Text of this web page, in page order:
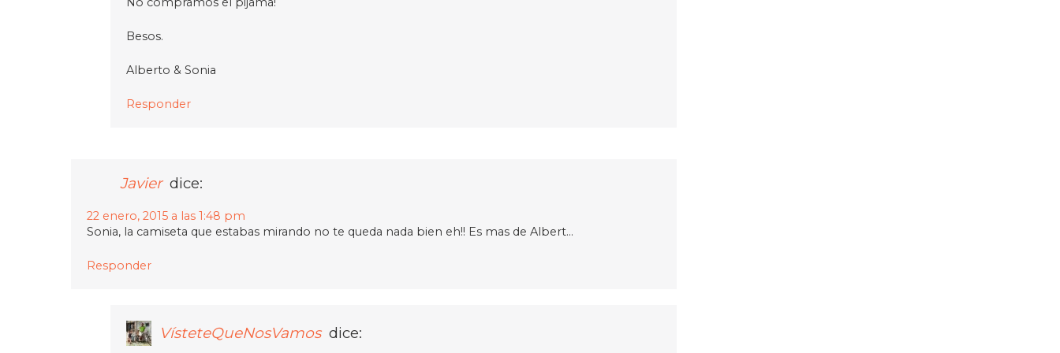
Besos.
Alberto & Sonia
Responder
Javier dice:
22 enero, 2015 a las 1:48 pm
Sonia, la camiseta que estabas mirando no te queda nada bien eh!! Es mas de Albert…
Responder
VísteteQueNosVamos dice: